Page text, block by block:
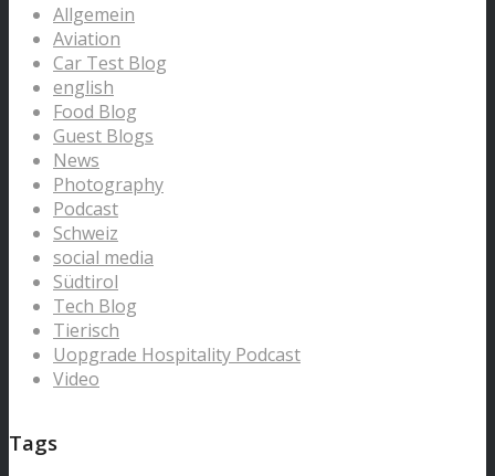
Allgemein
Aviation
Car Test Blog
english
Food Blog
Guest Blogs
News
Photography
Podcast
Schweiz
social media
Südtirol
Tech Blog
Tierisch
Uopgrade Hospitality Podcast
Video
Tags